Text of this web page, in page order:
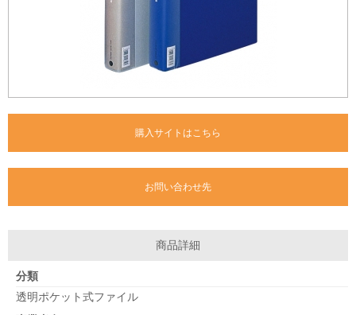
購入サイトはこちら
お問い合わせ先
商品詳細
分類
透明ポケット式ファイル